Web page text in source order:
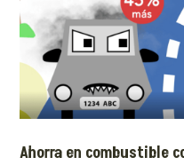
Ahorra en combustible